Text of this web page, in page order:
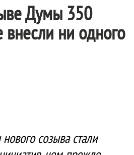
Думы 350
внесли ни одного
созыва стали